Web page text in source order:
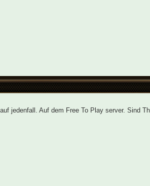
jedenfall. Auf dem Free To Play server. Sind